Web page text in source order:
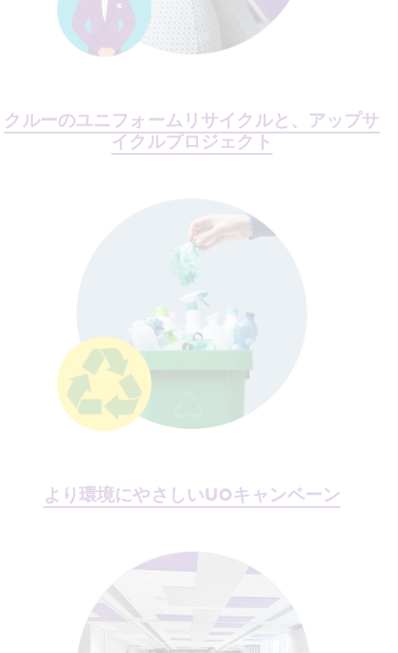
クルーのユニフォームリサイクルと、アップサ
イクルプロジェクト
より環境にやさしいUOキャンペーン